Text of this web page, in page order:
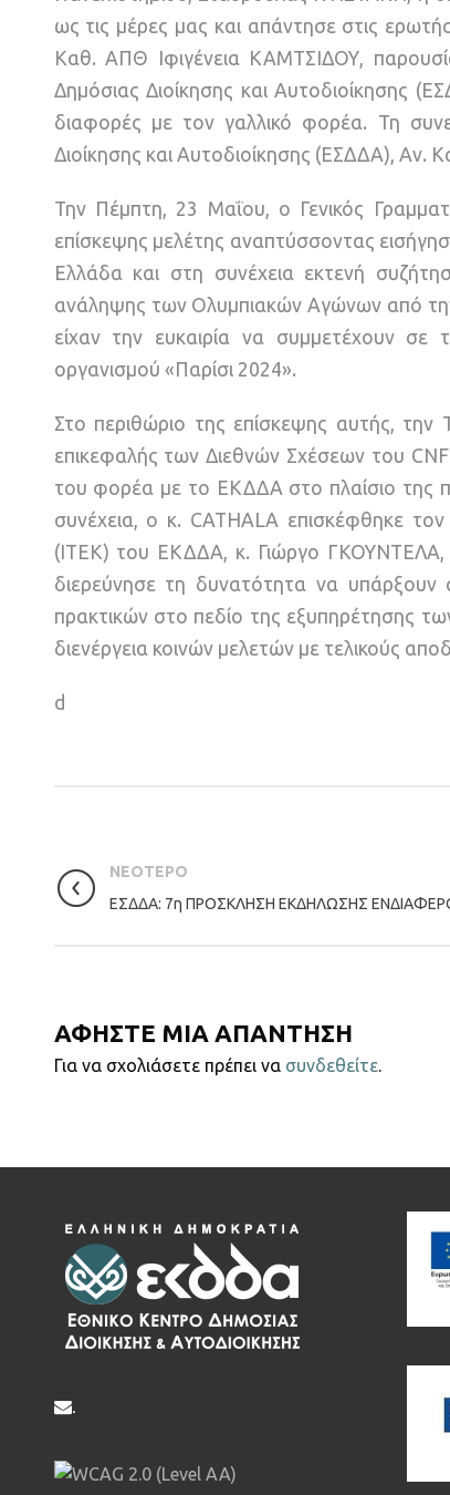
ως τις μέρες μας και απάντησε στις
Καθ. ΑΠΘ Ιφιγένεια ΚΑΜΤΣΙΔΟΥ,
Δημόσιας Διοίκησης και Αυτοδιοίκησης
διαφορές με τον γαλλικό φορέα. Τη
Διοίκησης και Αυτοδιοίκησης (ΕΣΔΔΑ),
Την Πέμπτη, 23 Μαΐου, ο Γενικός
επίσκεψης μελέτης αναπτύσσοντας
Ελλάδα και στη συνέχεια εκτενή
ανάληψης των Ολυμπιακών Αγώνων από
είχαν την ευκαιρία να συμμετέχουν
οργανισμού «Παρίσι 2024».
Στο περιθώριο της επίσκεψης αυτής,
επικεφαλής των Διεθνών Σχέσεων του
του φορέα με το ΕΚΔΔΑ στο πλαίσιο της
συνέχεια, ο κ. CATHALA επισκέφθηκε
(ΙΤΕΚ) του ΕΚΔΔΑ, κ. Γιώργο ΓΚΟΥΝΤΕΛΑ,
διερεύνησε τη δυνατότητα να
πρακτικών στο πεδίο της εξυπηρέτησης
διενέργεια κοινών μελετών με τελικούς
d
ΝΕΟΤΕΡΟ
ΕΣΔΔΑ: 7η ΠΡΟΣΚΛΗΣΗ ΕΚΔΗΛΩΣΗΣ
ΑΦΗΣΤΕ ΜΙΑ ΑΠΑΝΤΗΣΗ
Για να σχολιάσετε πρέπει να συνδεθείτε.
.